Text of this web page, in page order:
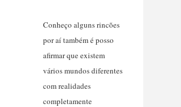
Conheço alguns rincões
por aí também é posso
afirmar que existem
vários mundos diferentes
com realidades
completamente